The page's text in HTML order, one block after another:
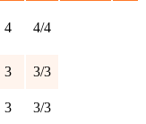
4 4/4
3 3/3
3 3/3